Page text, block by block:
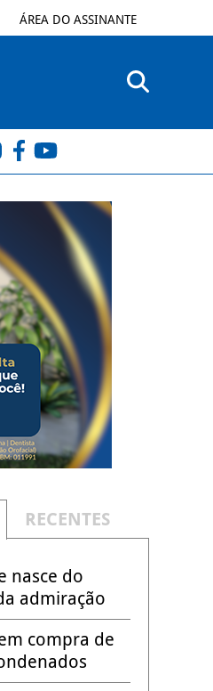
ÁREA DO ASSINANTE
RECENTES
nasce do
admiração
compra de